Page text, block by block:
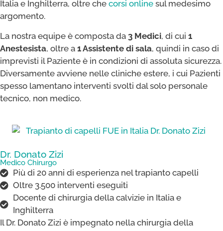
Italia e Inghilterra, oltre che corsi online sul medesimo
argomento.
La nostra equipe è composta da 3 Medici, di cui 1
Anestesista, oltre a 1 Assistente di sala, quindi in caso di
imprevisti il Paziente è in condizioni di assoluta sicurezza.
Diversamente avviene nelle cliniche estere, i cui Pazienti
spesso lamentano interventi svolti dal solo personale
tecnico, non medico.
Dr. Donato Zizi
Medico Chirurgo
Più di 20 anni di esperienza nel trapianto capelli
Oltre 3.500 interventi eseguiti
Docente di chirurgia della calvizie in Italia e
Inghilterra
Il Dr. Donato Zizi è impegnato nella chirurgia della